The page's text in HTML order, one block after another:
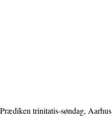
Prædiken trinitatis-søndag, Aarhus